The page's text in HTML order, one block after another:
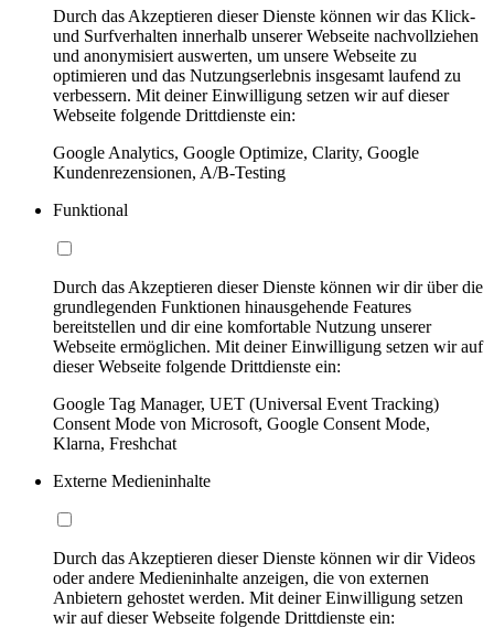
Durch das Akzeptieren dieser Dienste können wir das Klick-
und Surfverhalten innerhalb unserer Webseite nachvollziehen
und anonymisiert auswerten, um unsere Webseite zu
optimieren und das Nutzungserlebnis insgesamt laufend zu
verbessern. Mit deiner Einwilligung setzen wir auf dieser
Webseite folgende Drittdienste ein:
Google Analytics, Google Optimize, Clarity, Google
Kundenrezensionen, A/B-Testing
Funktional
Durch das Akzeptieren dieser Dienste können wir dir über die
grundlegenden Funktionen hinausgehende Features
bereitstellen und dir eine komfortable Nutzung unserer
Webseite ermöglichen. Mit deiner Einwilligung setzen wir auf
dieser Webseite folgende Drittdienste ein:
Google Tag Manager, UET (Universal Event Tracking)
Consent Mode von Microsoft, Google Consent Mode,
Klarna, Freshchat
Externe Medieninhalte
Durch das Akzeptieren dieser Dienste können wir dir Videos
oder andere Medieninhalte anzeigen, die von externen
Anbietern gehostet werden. Mit deiner Einwilligung setzen
wir auf dieser Webseite folgende Drittdienste ein: